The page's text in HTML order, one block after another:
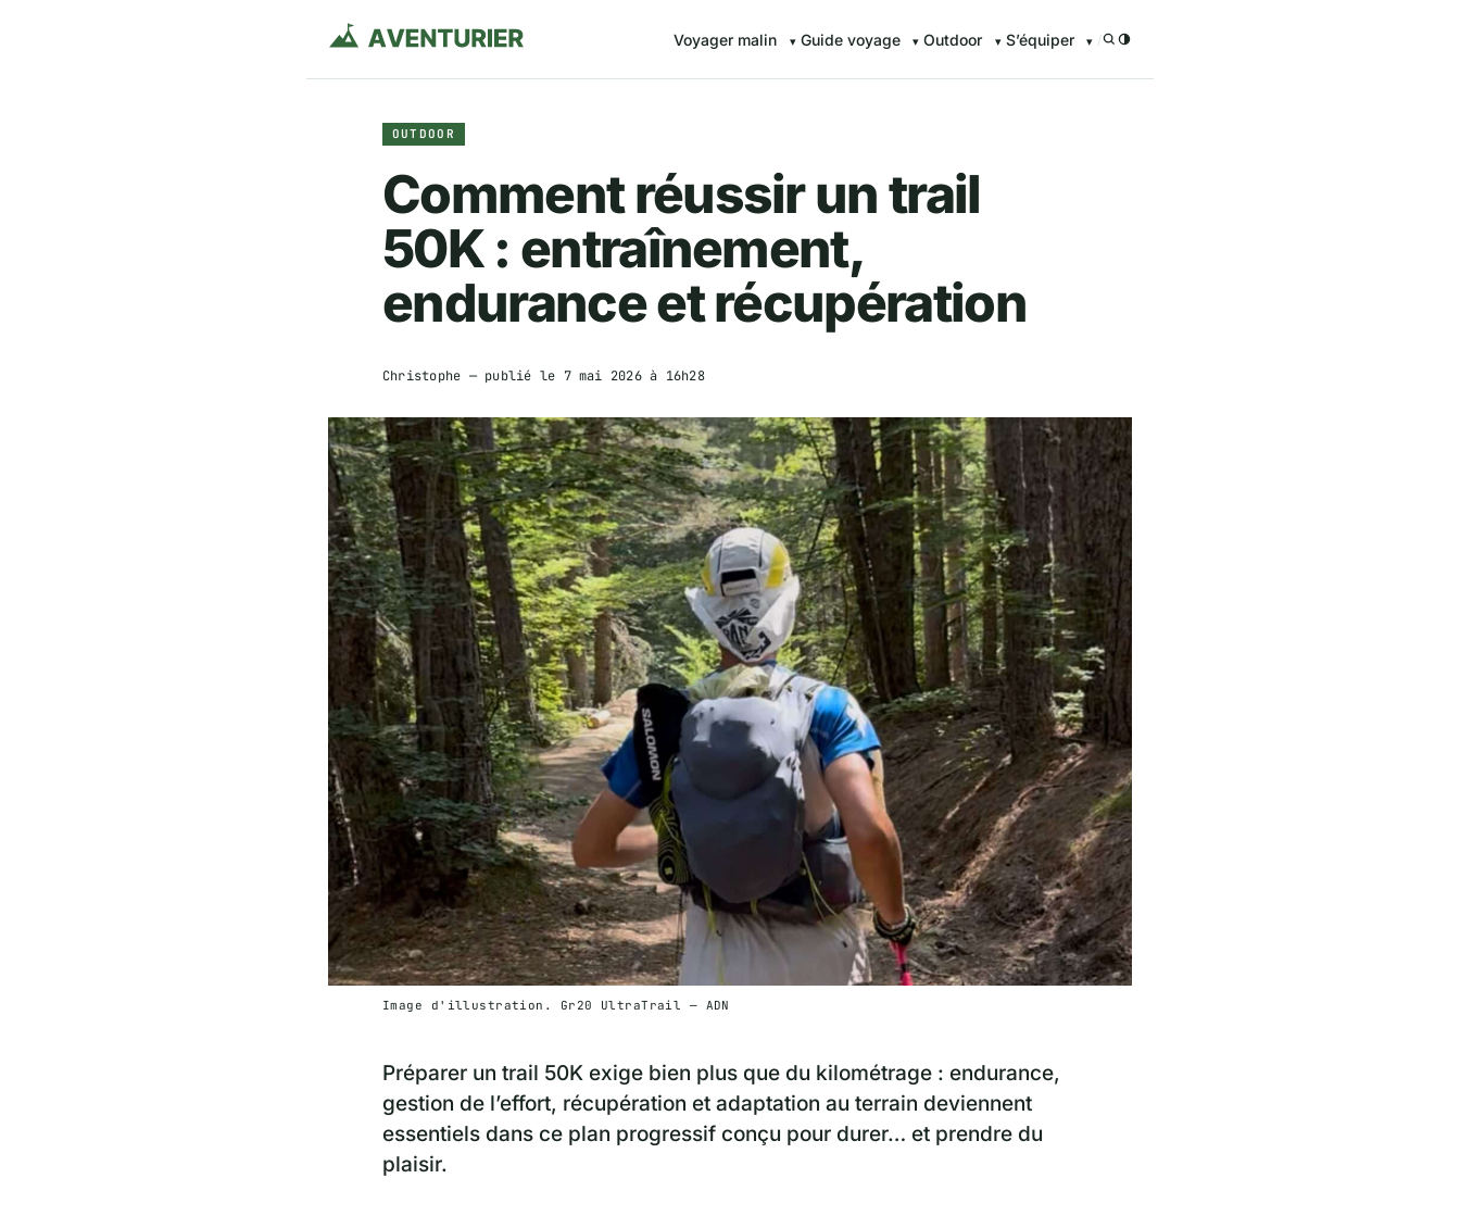
Voyager malin Guide voyage Outdoor S’équiper /
OUTDOOR
Comment réussir un trail
50K : entraînement,
endurance et récupération
Christophe — publié le 7 mai 2026 à 16h28
Image d'illustration. Gr20 UltraTrail — ADN
Préparer un trail 50K exige bien plus que du kilométrage : endurance,
gestion de l’effort, récupération et adaptation au terrain deviennent
essentiels dans ce plan progressif conçu pour durer… et prendre du
plaisir.